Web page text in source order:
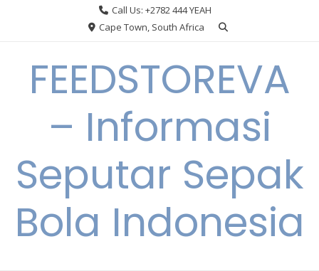
Call Us: +2782 444 YEAH
Cape Town, South Africa
FEEDSTOREVA
– Informasi
Seputar Sepak
Bola Indonesia